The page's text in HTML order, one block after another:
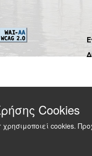
Cookies
χρησιμοποιεί cookies.